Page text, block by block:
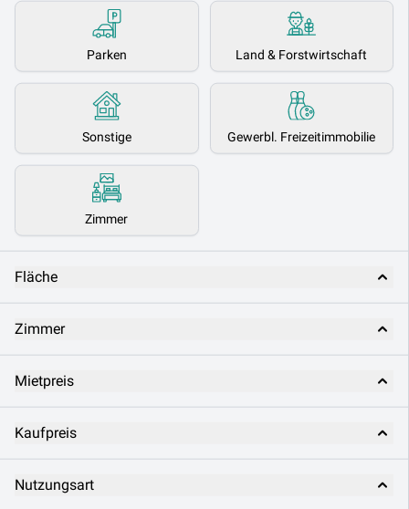
Parken Land & Forstwirtschaft
Sonstige Gewerbl. Freizeitimmobilie
Zimmer
Fläche
Zimmer
Mietpreis
Kaufpreis
Nutzungsart